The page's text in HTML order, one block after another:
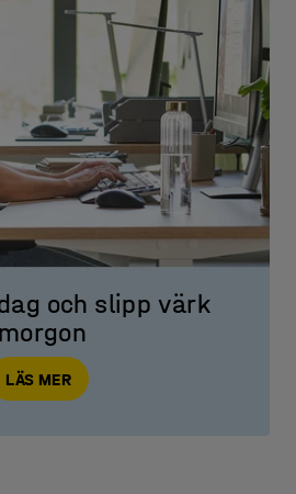
och slipp värk
LÄS MER